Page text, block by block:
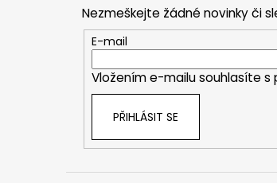
Nezmeškejte žádné novinky či
E-mail
Vložením e-mailu souhlasíte s
PŘIHLÁSIT SE